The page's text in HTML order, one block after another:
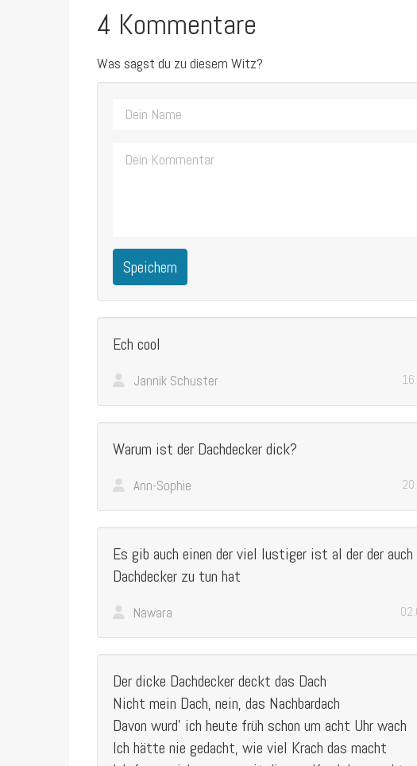
4 Kommentare
Was sagst du zu diesem Witz?
Speichern
Ech cool
Jannik Schuster
Warum ist der Dachdecker dick?
Ann-Sophie
Es gib auch einen der viel lustiger ist al der der
Dachdecker zu tun hat
Nawara
Der dicke Dachdecker deckt das Dach
Nicht mein Dach, nein, das Nachbardach
Davon wurd' ich heute früh schon um acht Uhr wach
Ich hätte nie gedacht, wie viel Krach das macht